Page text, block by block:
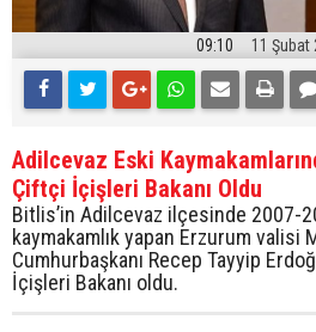
09:10 11 Şubat
Adilcevaz Eski
Çiftçi İçişleri Bakanı Oldu
Bitlis’in Adilcevaz ilçesinde 2007-
kaymakamlık yapan Erzurum valisi
Cumhurbaşkanı Recep Tayyip
İçişleri Bakanı oldu.